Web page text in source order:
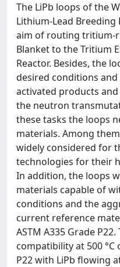
The LiPb loops of the
Lithium-Lead
aim of routing tritium-
Blanket to the Tritium
Reactor. Besides, the
desired conditions
activated products
the neutron
these tasks the loops
materials. Among
widely considered for
technologies for their
In addition, the loops
materials capable of
conditions and the
current reference
ASTM A335 Grade
compatibility at 500
P22 with LiPb flowing